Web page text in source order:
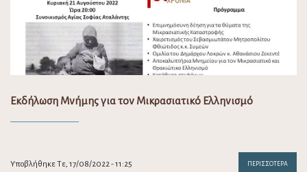
Εκδήλωση Μνήμης για τον Μικρασιατικό Ελληνισμό
Υποβλήθηκε Τε, 17/08/2022 - 11:25 ΠΕΡΙΣΣΌΤΕΡΑ